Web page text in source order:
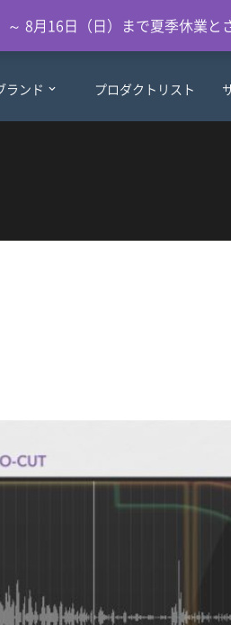
ランド プロダクトリスト
8月16日（日）まで夏季休業